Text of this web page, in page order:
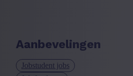
Aanbevelingen
Jobstudent jobs